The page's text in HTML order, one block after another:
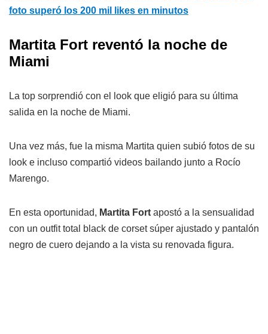
foto superó los 200 mil likes en minutos
Martita Fort reventó la noche de
Miami
La top sorprendió con el look que eligió para su última
salida en la noche de Miami.
Una vez más, fue la misma Martita quien subió fotos de su
look e incluso compartió videos bailando junto a Rocío
Marengo.
En esta oportunidad, Martita Fort apostó a la sensualidad
con un outfit total black de corset súper ajustado y pantalón
negro de cuero dejando a la vista su renovada figura.